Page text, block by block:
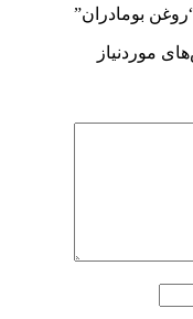
بومادران”
موردنیاز